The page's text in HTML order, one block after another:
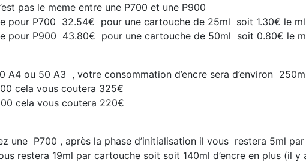
pas le meme entre une P700 et une P900
pour P700 32.54€ pour une cartouche de 25ml soit 1.30€ le ml
pour P900 43.80€ pour une cartouche de 50ml soit 0.80€ le
A4 ou 50 A3 , votre consommation d’encre sera d’environ
cela vous coutera 325€
cela vous coutera 220€
une P700 , après la phase d’initialisation il vous restera 5ml
restera 19ml par cartouche soit soit 140ml d’encre en plus (il